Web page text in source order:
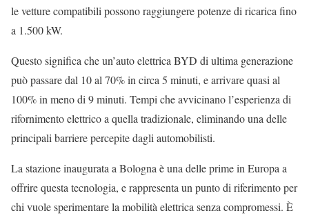
le vetture compatibili possono raggiungere potenze di ricarica fino
a 1.500 kW.
Questo significa che un’auto elettrica BYD di ultima generazione
può passare dal 10 al 70% in circa 5 minuti, e arrivare quasi al
100% in meno di 9 minuti. Tempi che avvicinano l’esperienza di
rifornimento elettrico a quella tradizionale, eliminando una delle
principali barriere percepite dagli automobilisti.
La stazione inaugurata a Bologna è una delle prime in Europa a
offrire questa tecnologia, e rappresenta un punto di riferimento per
chi vuole sperimentare la mobilità elettrica senza compromessi. È